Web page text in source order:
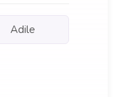
Adile